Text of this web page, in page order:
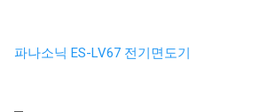
파나소닉 ES-LV67 전기면도기